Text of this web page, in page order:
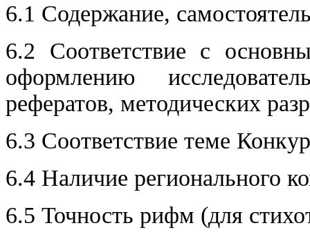
6.1 Содержание,
6.2 Соответствие с
оформлению
рефератов, методических
6.3 Соответствие теме
6.4 Наличие регионального
6.5 Точность рифм (для